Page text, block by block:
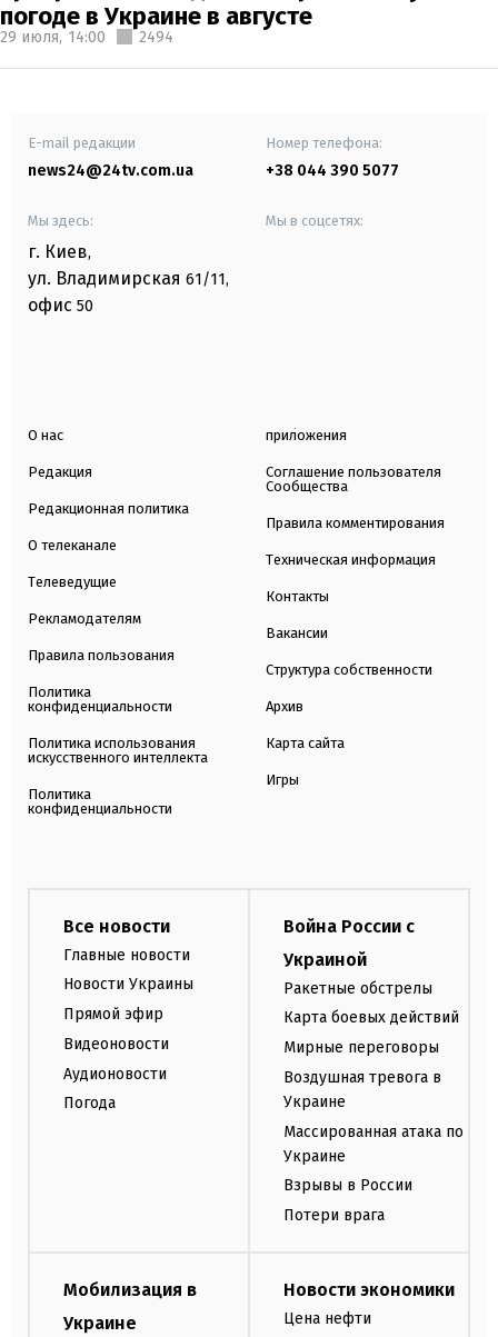
погоде в Украине в августе
29 июля, 14:00 2494
E-mail редакции
news24@24tv.com.ua
Номер телефона:
+38 044 390 5077
Мы здесь:
г. Киев,
ул. Владимирская 61/11,
офис 50
Мы в соцсетях:
О нас
Редакция
Редакционная политика
О телеканале
Телеведущие
Рекламодателям
Правила пользования
Политика
конфиденциальности
Политика использования
искусственного интеллекта
Политика
конфиденциальности
приложения
Соглашение пользователя
Сообщества
Правила комментирования
Техническая информация
Контакты
Вакансии
Структура собственности
Архив
Карта сайта
Игры
Все новости
Главные новости
Новости Украины
Прямой эфир
Видеоновости
Аудионовости
Погода
Война России с
Украиной
Ракетные обстрелы
Карта боевых действий
Мирные переговоры
Воздушная тревога в
Украине
Массированная атака по
Украине
Взрывы в России
Потери врага
Мобилизация в
Украине
Новости экономики
Цена нефти